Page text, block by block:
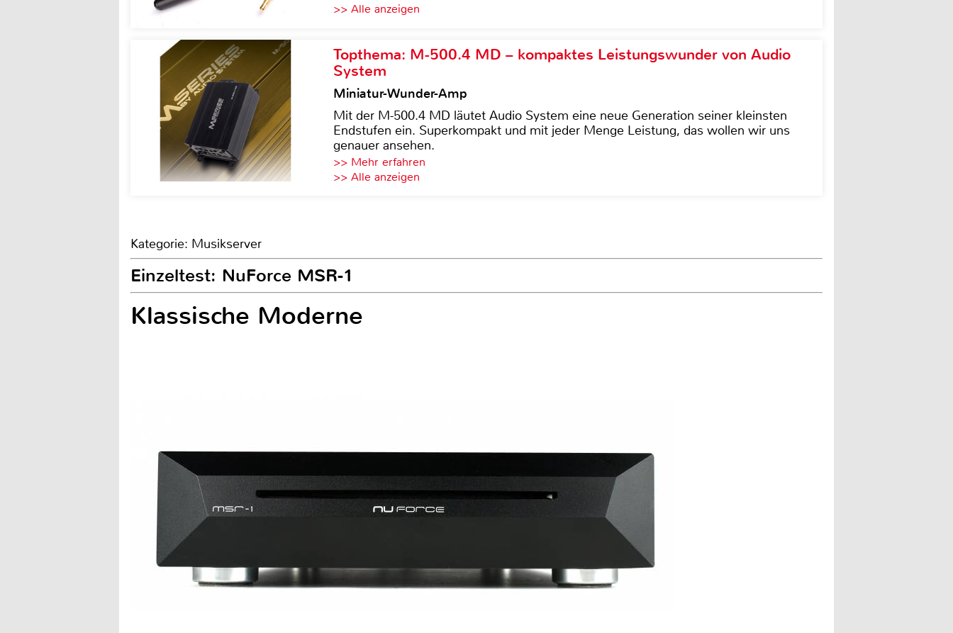
>> Alle anzeigen
Topthema: M-500.4 MD – kompaktes Leistungswunder von Audio
System
Miniatur-Wunder-Amp
Mit der M-500.4 MD läutet Audio System eine neue Generation seiner kleinsten
Endstufen ein. Superkompakt und mit jeder Menge Leistung, das wollen wir uns
genauer ansehen.
>> Mehr erfahren
>> Alle anzeigen
Kategorie: Musikserver
Einzeltest: NuForce MSR-1
Klassische Moderne